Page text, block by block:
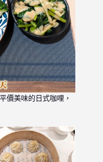
價美味的日式咖哩，